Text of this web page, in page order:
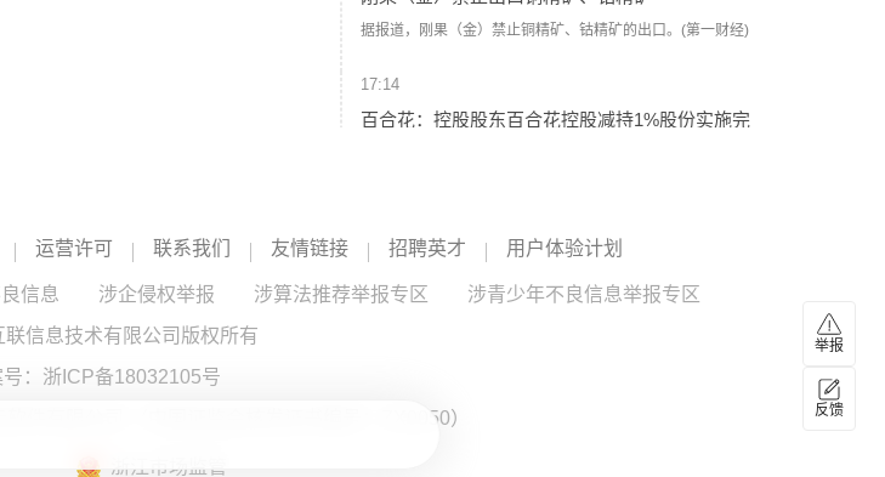
据报道，刚果（金）禁止铜精矿、钴精矿的出口。(第一财经)
17:14
百合花：控股股东百合花控股减持1%股份实施完
集中竞价方式减持公司股份416.36万股，占公司总股本的
1%，减持价格区间65.01～84.84元/股，减持总金额2.89亿
元，本次减持计划实施完毕。
百合花 --
17:11
日收到国家药品监督管理局颁发的三焦点环曲面人工晶状体
运营许可 联系我们 友情链接 招聘英才 用户体验计划
信息 涉企侵权举报 涉算法推荐举报专区
涉青少年不良信息举报专区
联信息技术有限公司版权所有
： 浙ICP备18032105号
件有限公司 （中国证监会核发证书编号：ZX0050）
浙江市场监管
举报
反馈